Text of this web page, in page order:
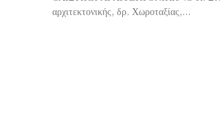
αρχιτεκτονικής, δρ. Χωροταξίας,...